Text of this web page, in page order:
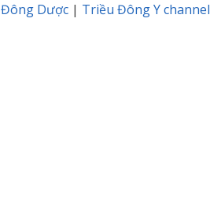
Đông Dược | Triều Đông Y channel